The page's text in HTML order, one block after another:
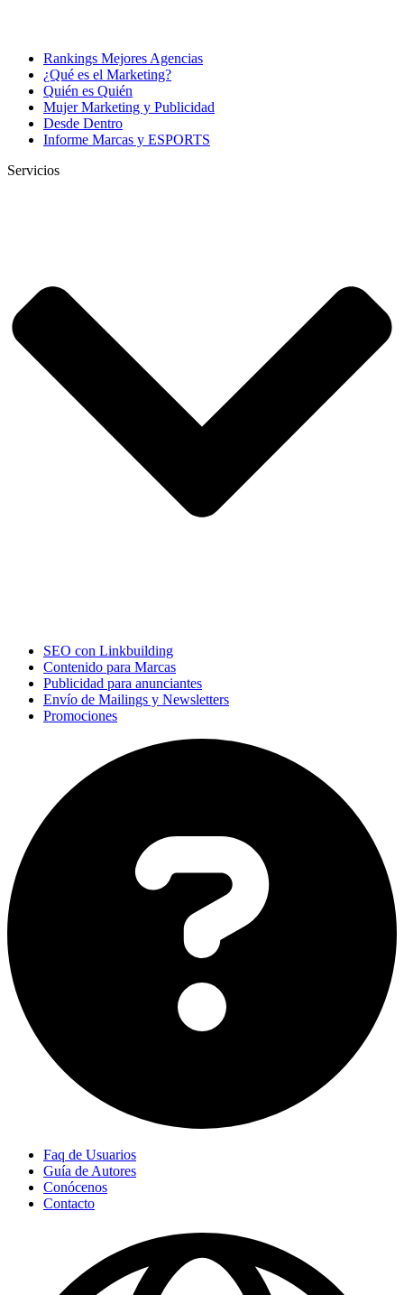
Rankings Mejores Agencias
¿Qué es el Marketing?
Quién es Quién
Mujer Marketing y Publicidad
Desde Dentro
Informe Marcas y ESPORTS
Servicios
SEO con Linkbuilding
Contenido para Marcas
Publicidad para anunciantes
Envío de Mailings y Newsletters
Promociones
Faq de Usuarios
Guía de Autores
Conócenos
Contacto